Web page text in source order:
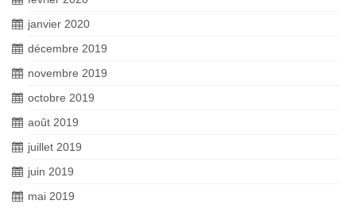
janvier 2020
décembre 2019
novembre 2019
octobre 2019
août 2019
juillet 2019
juin 2019
mai 2019